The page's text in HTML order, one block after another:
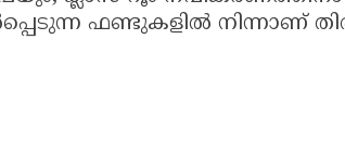
ഫണ്ടുകളിൽ നിന്നാണ്